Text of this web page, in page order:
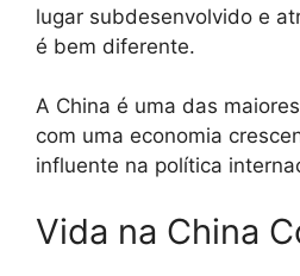
lugar subdesenvolvido e
é bem diferente.
A China é uma das
com uma economia
influente na política
Vida na China